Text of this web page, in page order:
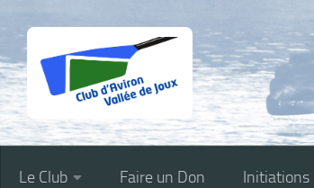
Skip to content
Le Club Faire un Don Initiations